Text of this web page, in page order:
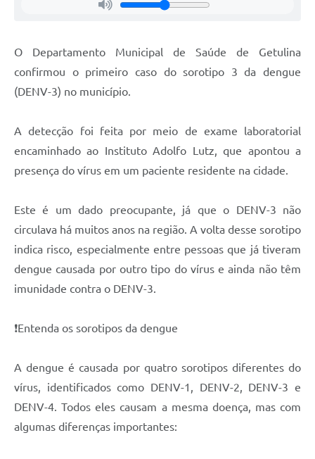
O Departamento Municipal de Saúde de Getulina
confirmou o primeiro caso do sorotipo 3 da dengue
(DENV-3) no município.
A detecção foi feita por meio de exame laboratorial
encaminhado ao Instituto Adolfo Lutz, que apontou a
presença do vírus em um paciente residente na cidade.
Este é um dado preocupante, já que o DENV-3 não
circulava há muitos anos na região. A volta desse sorotipo
indica risco, especialmente entre pessoas que já tiveram
dengue causada por outro tipo do vírus e ainda não têm
imunidade contra o DENV-3.
❗️Entenda os sorotipos da dengue
A dengue é causada por quatro sorotipos diferentes do
vírus, identificados como DENV-1, DENV-2, DENV-3 e
DENV-4. Todos eles causam a mesma doença, mas com
algumas diferenças importantes: